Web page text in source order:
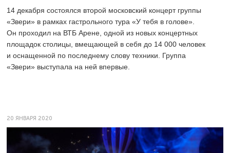
14 декабря состоялся второй московский концерт группы
«Звери» в рамках гастрольного тура «У тебя в голове».
Он проходил на ВТБ Арене, одной из новых концертных
площадок столицы, вмещающей в себя до 14 000 человек
и оснащенной по последнему слову техники. Группа
«Звери» выступала на ней впервые.
20 ЯНВАРЯ 2020